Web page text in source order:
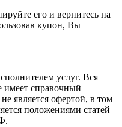
его и вернитесь на
купон, Вы
услуг. Вся
имеет справочный
является офертой, в том
положениями статей